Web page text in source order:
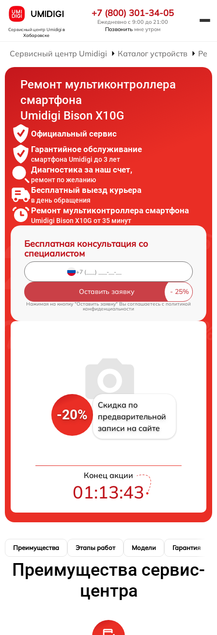
Сервисный центр Umidigiв
Хабаровске
+7 (800) 301-34-05
Ежедневно с 9:00 до 21:00
Позвонить мне утром
Сервисный центр Umidigi Каталог устройств
Ремонт мультиконтроллера
смартфона
Umidigi Bison X10G
Официальный сервис
Гарантийное обслуживание
смартфона Umidigi до 3 лет
Диагностика за наш счет,
ремонт по желанию
Бесплатный выезд курьера
в день обращения
Ремонт мультиконтроллера смартфона
Umidigi Bison X10G от 35 минут
Бесплатная консультация со
специалистом
Оставить заявку
Нажимая на кнопку "Оставить заявку" Вы соглашаетесь c политикой
конфиденциальности
-20%
Скидка по
предварительной
записи на сайте
Конец акции
01:13:42
Преимущества Этапы работ Модели Гарантия
Преимущества сервис-
центра